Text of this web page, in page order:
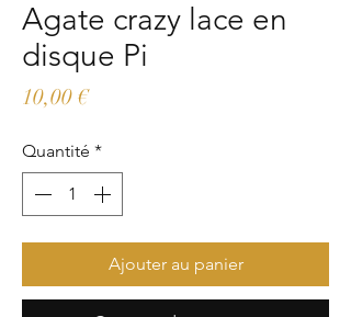
Agate crazy lace en
disque Pi
10,00 €Prix
Quantité *
Ajouter au panier